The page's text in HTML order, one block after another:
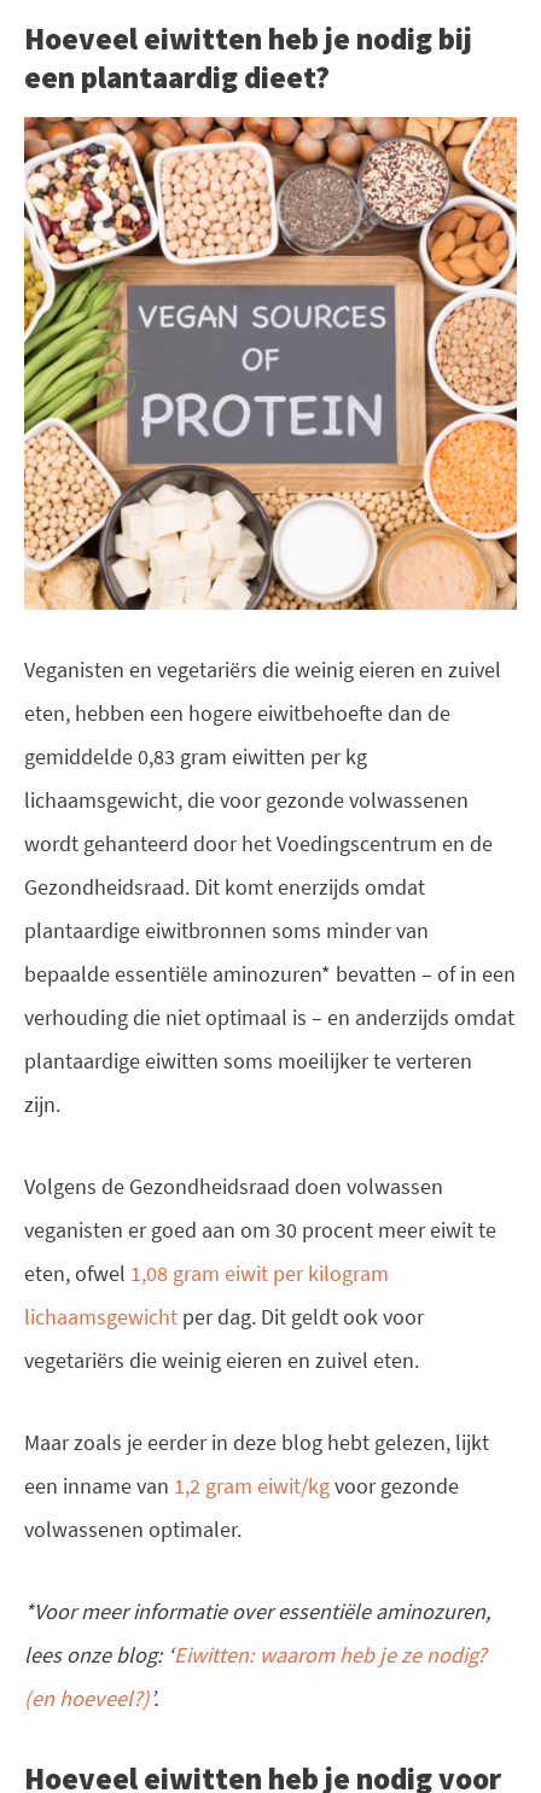
Hoeveel eiwitten heb je nodig bij
een plantaardig dieet?
Veganisten en vegetariërs die weinig eieren en zuivel
eten, hebben een hogere eiwitbehoefte dan de
gemiddelde 0,83 gram eiwitten per kg
lichaamsgewicht, die voor gezonde volwassenen
wordt gehanteerd door het Voedingscentrum en de
Gezondheidsraad. Dit komt enerzijds omdat
plantaardige eiwitbronnen soms minder van
bepaalde essentiële aminozuren* bevatten – of in een
verhouding die niet optimaal is – en anderzijds omdat
plantaardige eiwitten soms moeilijker te verteren
zijn.
Volgens de Gezondheidsraad doen volwassen
veganisten er goed aan om 30 procent meer eiwit te
eten, ofwel 1,08 gram eiwit per kilogram
lichaamsgewicht per dag. Dit geldt ook voor
vegetariërs die weinig eieren en zuivel eten.
Maar zoals je eerder in deze blog hebt gelezen, lijkt
een inname van 1,2 gram eiwit/kgvoor gezonde
volwassenen optimaler.
*Voor meer informatie over essentiële aminozuren,
lees onze blog: ‘Eiwitten: waarom heb je ze nodig?
(en hoeveel?).
Hoeveel eiwitten heb je nodig voor